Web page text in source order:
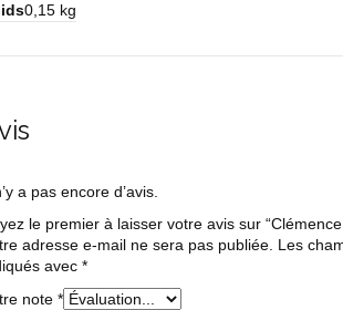
0,15 kg
a pas encore d’avis.
le premier à laisser votre avis sur
adresse e-mail ne sera pas publiée. Les
avec *
note *